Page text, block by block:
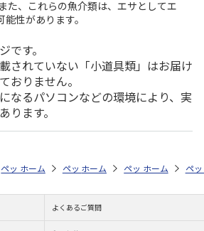
た、これらの魚介類は、エサとしてエ
性があります。
です。
されていない「小道具類」はお届け
おりません。
なるパソコンなどの環境により、実
ります。
ケージ・飼育その他用品 メンテナンス用具（
ペットストア ケージ・飼育その他用品 メ
ホーム ペットストア ケージ・飼育その
ホーム ペットストア ケ
ホーム ペ
よくあるご質問